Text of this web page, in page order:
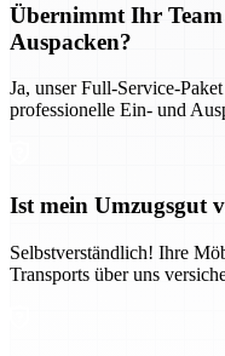
Übernimmt Ihr
Auspacken?
Ja, unser Full-Service-
professionelle Ein- und
Ist mein Umzugsgut
Selbstverständlich! Ihre
Transports über uns